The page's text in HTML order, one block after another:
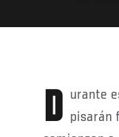
Durante este año surgieron nuevos valores que probablemente pisarán